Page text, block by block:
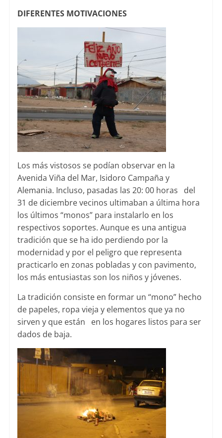
DIFERENTES MOTIVACIONES
Los más vistosos se podían observar en la
Avenida Viña del Mar, Isidoro Campaña y
Alemania. Incluso, pasadas las 20: 00 horas del
31 de diciembre vecinos ultimaban a última hora
los últimos “monos” para instalarlo en los
respectivos soportes. Aunque es una antigua
tradición que se ha ido perdiendo por la
modernidad y por el peligro que representa
practicarlo en zonas pobladas y con pavimento,
los más entusiastas son los niños y jóvenes.
La tradición consiste en formar un “mono” hecho
de papeles, ropa vieja y elementos que ya no
sirven y que están en los hogares listos para ser
dados de baja.